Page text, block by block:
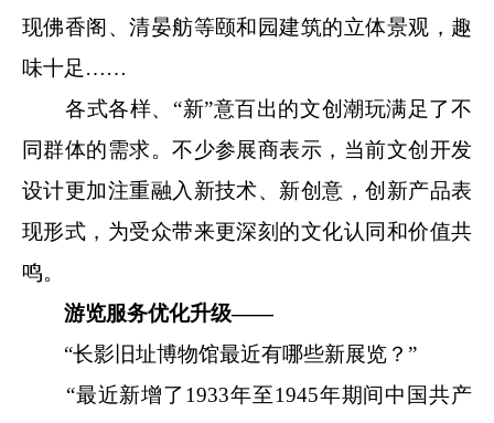
现佛香阁、清晏舫等颐和园建筑的立体景观，趣
味十足……
各式各样、“新”意百出的文创潮玩满足了不
同群体的需求。不少参展商表示，当前文创开发
设计更加注重融入新技术、新创意，创新产品表
现形式，为受众带来更深刻的文化认同和价值共
鸣。
游览服务优化升级——
“长影旧址博物馆最近有哪些新展览？”
“最近新增了1933年至1945年期间中国共产